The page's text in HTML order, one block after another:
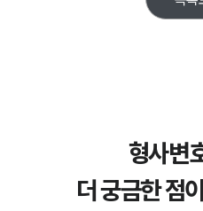
형사변
더 궁금한 점